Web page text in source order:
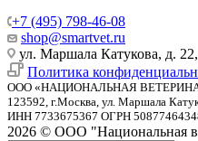
+7 (495) 798-46-08
shop@smartvet.ru
ул. Маршала Катукова, д.
Политика
ООО «НАЦИОНАЛЬНАЯ
123592, г.Москва, ул. Маршала
ИНН 7733675367 ОГРН
2026 © ООО "Национальная